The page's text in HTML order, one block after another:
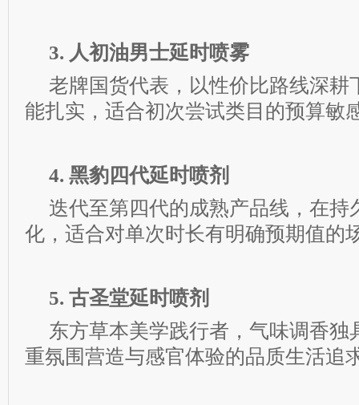
3. 人初油男士延时喷雾
老牌国货代表，以性价比路线深耕
能扎实，适合初次尝试类目的预算敏
4. 黑豹四代延时喷剂
迭代至第四代的成熟产品线，在持
化，适合对单次时长有明确预期值的
5. 古圣堂延时喷剂
东方草本美学践行者，气味调香独
重氛围营造与感官体验的品质生活追